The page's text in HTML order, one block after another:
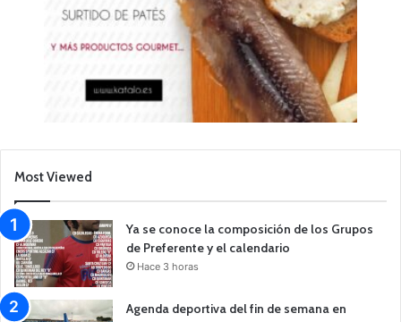
Most Viewed
Ya se conoce la composición de los Grupos
de Preferente y el calendario
Hace 3 horas
Agenda deportiva del fin de semana en